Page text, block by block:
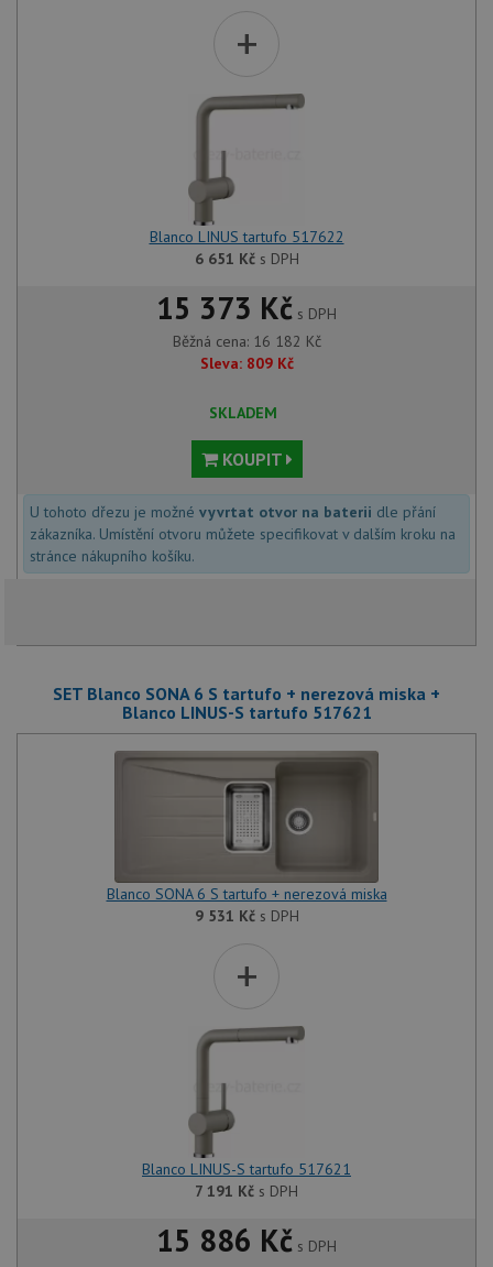
+
Blanco LINUS tartufo 517622
6 651 Kčs DPH
15 373 Kč s DPH
Běžná cena: 16 182 Kč
Sleva: 809 Kč
SKLADEM
KOUPIT
U tohoto dřezu je možné vyvrtat otvor na baterii dle přání
zákazníka. Umístění otvoru můžete specifikovat v dalším kroku na
stránce nákupního košíku.
SET Blanco SONA 6 S tartufo + nerezová miska +
Blanco LINUS-S tartufo 517621
Blanco SONA 6 S tartufo + nerezová miska
9 531 Kčs DPH
+
Blanco LINUS-S tartufo 517621
7 191 Kč s DPH
15 886 Kč s DPH